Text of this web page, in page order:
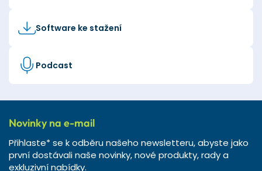
Software ke stažení
Podcast
Novinky na e-mail
Přihlaste* se k odběru našeho newsletteru, abyste jako
první dostávali naše novinky, nové produkty, rady a
exkluzivní nabídky.